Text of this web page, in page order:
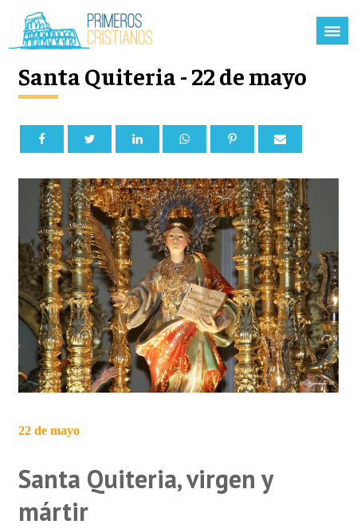
Santa Quiteria - 22 de mayo
22 de mayo
Santa Quiteria, virgen y
mártir